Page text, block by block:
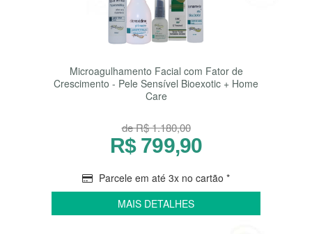
Microagulhamento Facial com Fator de
Crescimento - Pele Sensível Bioexotic + Home
Care
de R$ 1.180,00
R$ 799,90
Parcele em até 3x no cartão *